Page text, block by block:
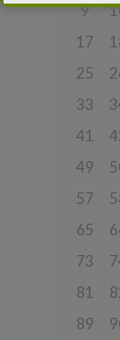
9
17
25
33
41
49
57
65
73
81
89
których
Dąbrowieckiej
przedsiębiorców
Wydział
KRS
”).
Spółka, jako
sposobach
W sprawach
a) pod adresem
b) pisemnie na
3. Zakres